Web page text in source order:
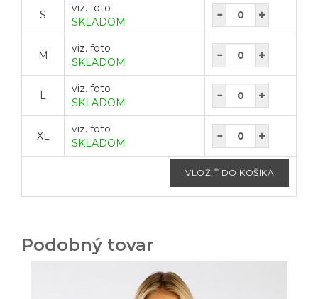
S
viz. foto
SKLADOM
M
viz. foto
SKLADOM
L
viz. foto
SKLADOM
XL
viz. foto
SKLADOM
Podobný tovar